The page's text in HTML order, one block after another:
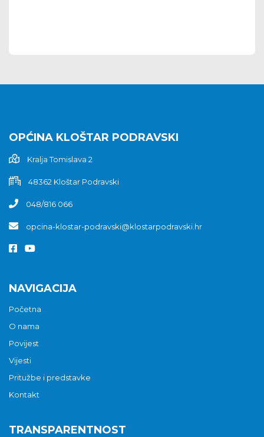
OPĆINA KLOŠTAR PODRAVSKI
Kralja Tomislava 2
48362 Kloštar Podravski
048/816 066
opcina-klostar-podravski@klostarpodravski.hr
NAVIGACIJA
Početna
O nama
Povijest
Vijesti
Pritužbe i predstavke
Kontakt
TRANSPARENTNOST